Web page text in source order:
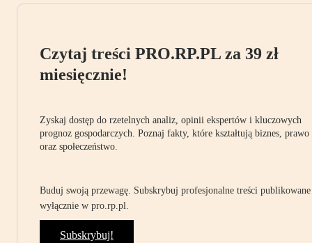
Czytaj treści PRO.RP.PL za 39 zł
miesięcznie!
Zyskaj dostęp do rzetelnych analiz, opinii ekspertów i kluczowych
prognoz gospodarczych. Poznaj fakty, które kształtują biznes, prawo
oraz społeczeństwo.
Buduj swoją przewagę. Subskrybuj profesjonalne treści publikowane
wyłącznie w pro.rp.pl.
Subskrybuj!